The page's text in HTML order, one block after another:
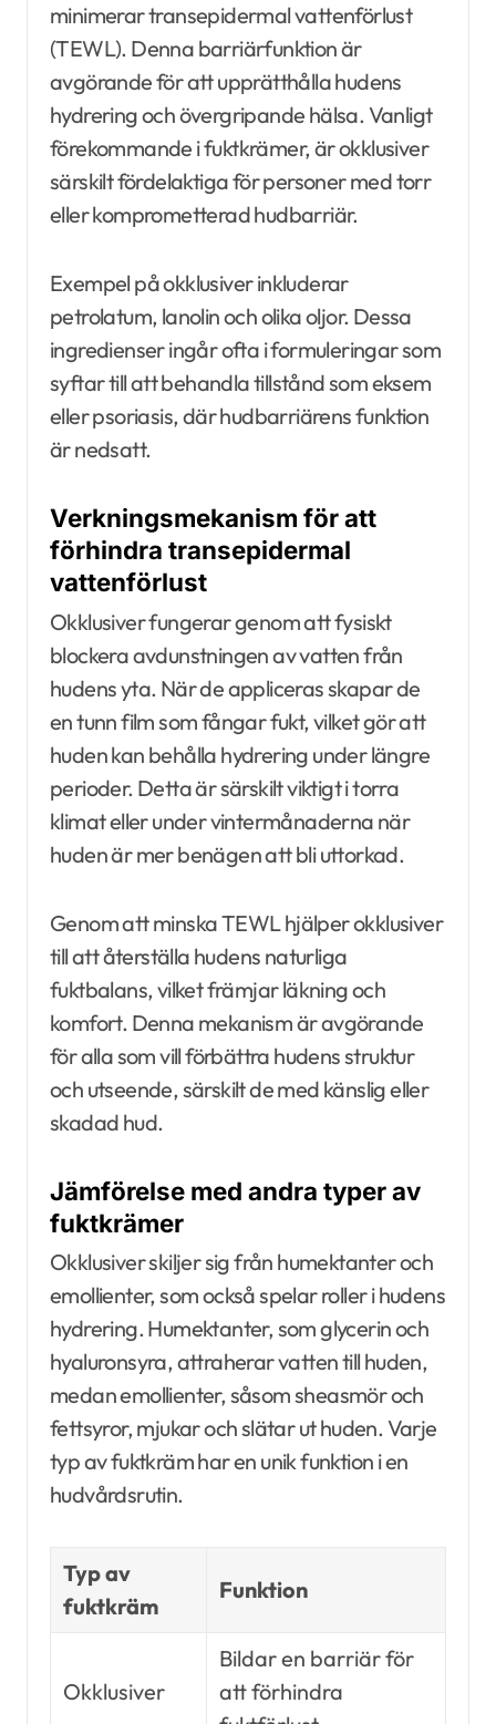
minimerar transepidermal vattenförlust
(TEWL). Denna barriärfunktion är
avgörande för att upprätthålla hudens
hydrering och övergripande hälsa. Vanligt
förekommande i fuktkrämer, är okklusiver
särskilt fördelaktiga för personer med torr
eller komprometterad hudbarriär.
Exempel på okklusiver inkluderar
petrolatum, lanolin och olika oljor. Dessa
ingredienser ingår ofta i formuleringar som
syftar till att behandla tillstånd som eksem
eller psoriasis, där hudbarriärens funktion
är nedsatt.
Verkningsmekanism för att
förhindra transepidermal
vattenförlust
Okklusiver fungerar genom att fysiskt
blockera avdunstningen av vatten från
hudens yta. När de appliceras skapar de
en tunn film som fångar fukt, vilket gör att
huden kan behålla hydrering under längre
perioder. Detta är särskilt viktigt i torra
klimat eller under vintermånaderna när
huden är mer benägen att bli uttorkad.
Genom att minska TEWL hjälper okklusiver
till att återställa hudens naturliga
fuktbalans, vilket främjar läkning och
komfort. Denna mekanism är avgörande
för alla som vill förbättra hudens struktur
och utseende, särskilt de med känslig eller
skadad hud.
Jämförelse med andra typer av
fuktkrämer
Okklusiver skiljer sig från humektanter och
emollienter, som också spelar roller i hudens
hydrering. Humektanter, som glycerin och
hyaluronsyra, attraherar vatten till huden,
medan emollienter, såsom sheasmör och
fettsyror, mjukar och slätar ut huden. Varje
typ av fuktkräm har en unik funktion i en
hudvårdsrutin.
Typ av
fuktkräm
Funktion
Okklusiver
Bildar en barriär för
att förhindra